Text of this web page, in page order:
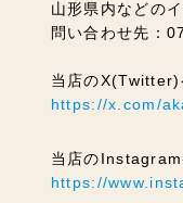
山形県内などの
問い合わせ先：
当店のX(Twitter)
https://x.com/
当店のInstagram
https://